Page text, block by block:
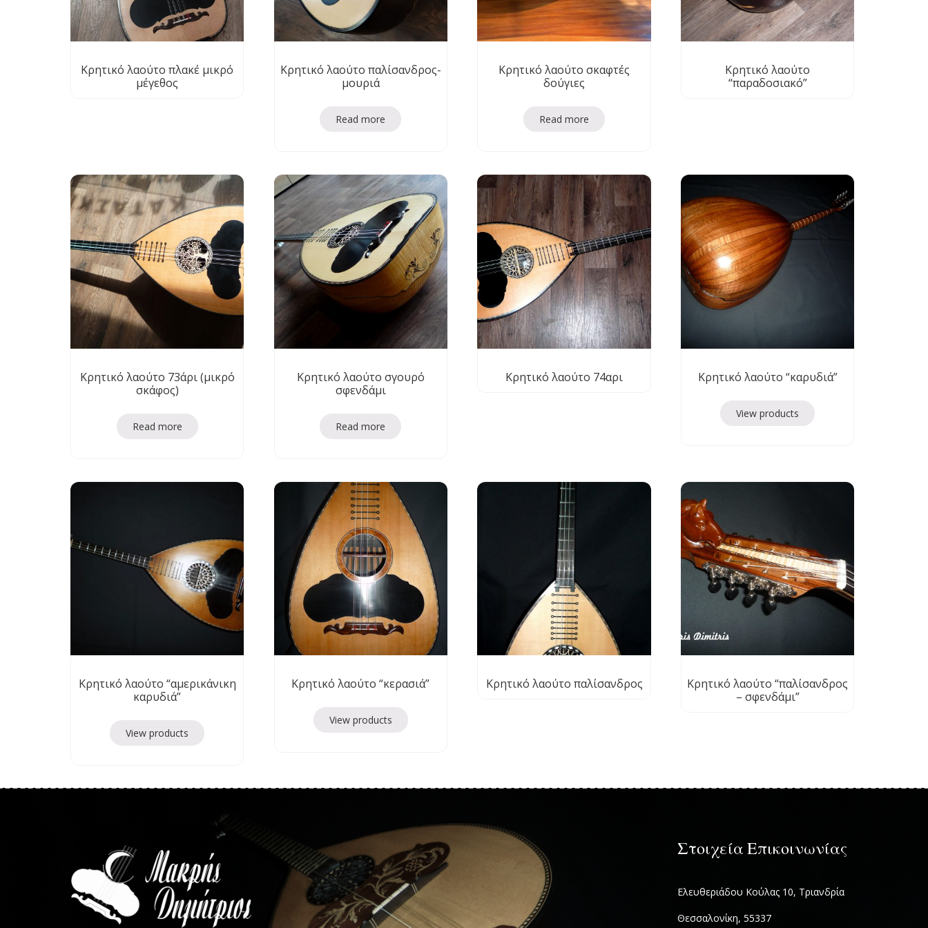
Κρητικό λαούτο πλακέ μικρό
μέγεθος
Κρητικό λαούτο παλίσανδρος-
μουριά
Read more
Κρητικό λαούτο σκαφτές
δούγιες
Read more
Κρητικό λαούτο
“παραδοσιακό”
Κρητικό λαούτο 73άρι (μικρό
σκάφος)
Read more
Κρητικό λαούτο σγουρό
σφενδάμι
Read more
Κρητικό λαούτο 74αρι Κρητικό λαούτο “καρυδιά”
View products
Κρητικό λαούτο “αμερικάνικη
καρυδιά”
View products
Κρητικό λαούτο “κερασιά”
View products
Κρητικό λαούτο παλίσανδρος
Κρητικό λαούτο “παλίσανδρος
– σφενδάμι”
Στοιχεία Επικοινωνίας
Ελευθεριάδου Κούλας 10, Τριανδρία
Θεσσαλονίκη, 55337